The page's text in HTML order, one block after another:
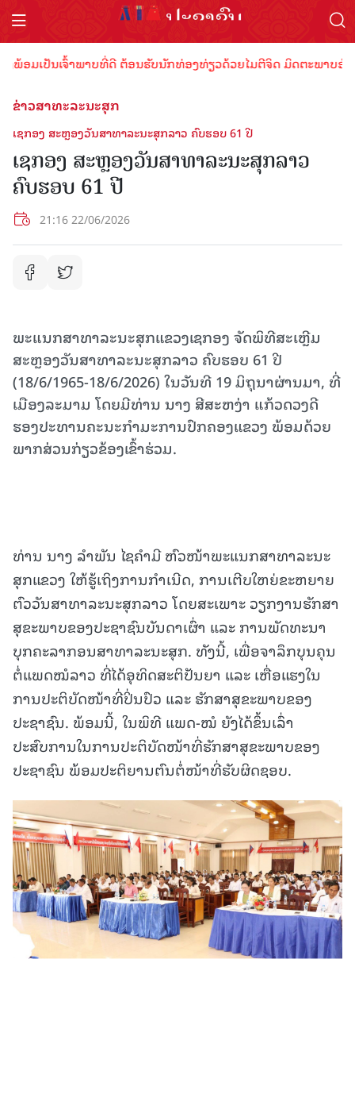
ມເປັນເຈົ້າພາບທີ່ດີ ຕ້ອນຮັບນັກທ່ອງທ່ຽວດ້ວຍໄມຕີຈິດ ມິດຕະພາບອັນດູ
ຂ່າວສາທະລະນະສຸກ
ເຊກອງ ສະຫຼອງວັນສາທາລະນະສຸກລາວ ຄົບຮອບ 61 ປີ
ເຊກອງ ສະຫຼອງວັນສາທາລະນະສຸກລາວ
ຄົບຮອບ 61 ປີ
21:16 22/06/2026
ພະແນກສາທາລະນະສຸກແຂວງເຊກອງ ຈັດພິທີສະເຫຼີມ
ສະຫຼອງວັນສາທາລະນະສຸກລາວ ຄົບຮອບ 61 ປີ
(18/6/1965-18/6/2026) ໃນວັນທີ 19 ມິຖຸນາຜ່ານມາ, ທີ່
ເມືອງລະມາມ ໂດຍມີທ່ານ ນາງ ສີສະຫງ່າ ແກ້ວດວງດີ
ຮອງປະທານຄະນະກຳມະການປົກຄອງແຂວງ ພ້ອມດ້ວຍ
ພາກສ່ວນກ່ຽວຂ້ອງເຂົ້າຮ່ວມ.
ທ່ານ ນາງ ລຳພັນ ໄຊຄຳມີ ຫົວໜ້າພະແນກສາທາລະນະ
ສຸກແຂວງ ໃຫ້ຮູ້ເຖິງການກຳເນີດ, ການເຕີບໃຫຍ່ຂະຫຍາຍ
ຕົວວັນສາທາລະນະສຸກລາວ ໂດຍສະເພາະ ວຽກງານຮັກສາ
ສຸຂະພາບຂອງປະຊາຊົນບັນດາເຜົ່າ ແລະ ການພັດທະນາ
ບຸກຄະລາກອນສາທາລະນະສຸກ. ທັງນີ້, ເພື່ອຈາລຶກບຸນຄຸນ
ຕໍ່ແພດໝໍລາວ ທີ່ໄດ້ອຸທິດສະຕິປັນຍາ ແລະ ເຫື່ອແຮງໃນ
ການປະຕິບັດໜ້າທີ່ປິ່ນປົວ ແລະ ຮັກສາສຸຂະພາບຂອງ
ປະຊາຊົນ. ພ້ອມນີ້, ໃນພິທີ ແພດ-ໝໍ ຍັງໄດ້ຂຶ້ນເລົ່າ
ປະສົບການໃນການປະຕິບັດໜ້າທີ່ຮັກສາສຸຂະພາບຂອງ
ປະຊາຊົນ ພ້ອມປະຕິຍານຕົນຕໍ່ໜ້າທີ່ຮັບຜິດຊອບ.